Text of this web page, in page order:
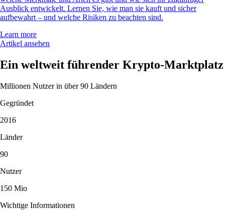
Ausblick entwickelt. Lernen Sie, wie man sie kauft und sicher
aufbewahrt – und welche Risiken zu beachten sind.
Learn more
Artikel ansehen
Ein weltweit führender Krypto-Marktplatz
Millionen Nutzer in über 90 Ländern
Gegründet
2016
Länder
90
Nutzer
150 Mio
Wichtige Informationen